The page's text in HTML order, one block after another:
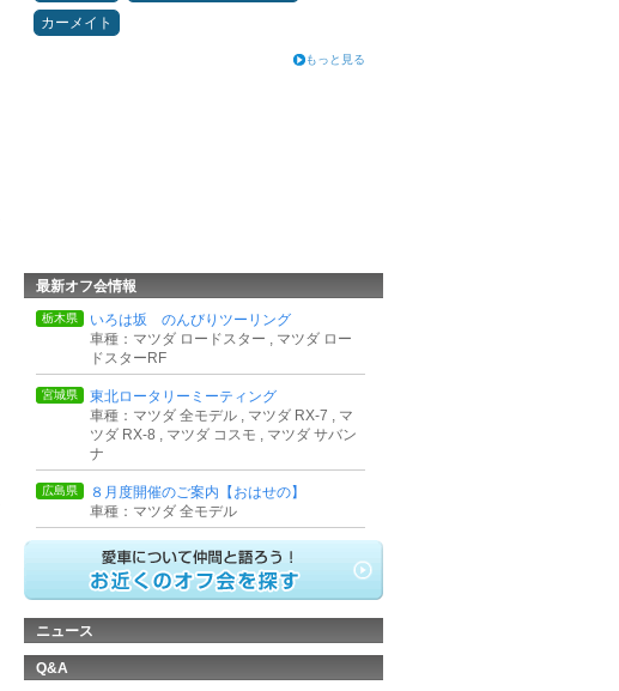
カーメイト
もっと見る
最新オフ会情報
栃木県
いろは坂 のんびりツーリング
車種：マツダ ロードスター , マツダ ロー
ドスターRF
宮城県
東北ロータリーミーティング
車種：マツダ 全モデル , マツダ RX-7 , マ
ツダ RX-8 , マツダ コスモ , マツダ サバン
ナ
広島県
８月度開催のご案内【おはせの】
車種：マツダ 全モデル
ニュース
Q&A